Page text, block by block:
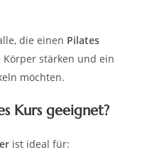
die einen Pilates
Körper stärken und ein
möchten.
Kurs geeignet?
ist ideal für: